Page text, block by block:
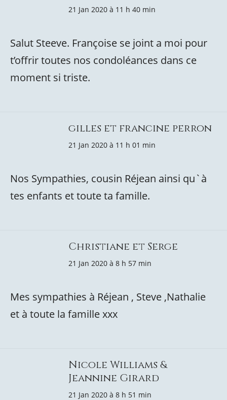
21 Jan 2020 à 11 h 40 min
Salut Steeve. Françoise se joint a moi pour
t’offrir toutes nos condoléances dans ce
moment si triste.
gilles et francine perron
21 Jan 2020 à 11 h 01 min
Nos Sympathies, cousin Réjean ainsi qu`à
tes enfants et toute ta famille.
Christiane et Serge
21 Jan 2020 à 8 h 57 min
Mes sympathies à Réjean , Steve ,Nathalie
et à toute la famille xxx
Nicole Williams &
Jeannine Girard
21 Jan 2020 à 8 h 51 min